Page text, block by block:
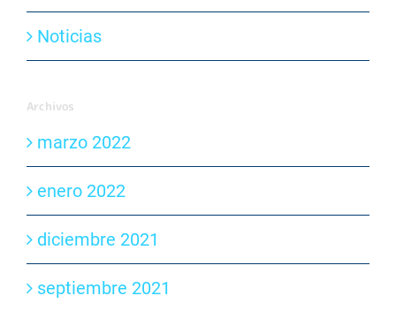
Noticias
Archivos
marzo 2022
enero 2022
diciembre 2021
septiembre 2021